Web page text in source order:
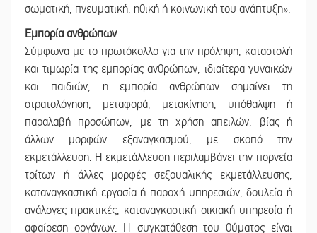
σωματική, πνευματική, ηθική ή κοινωνική του ανάπτυξη».
Εμπορία ανθρώπων
Σύμφωνα με το πρωτόκολλο για την πρόληψη, καταστολή
και τιμωρία της εμπορίας ανθρώπων, ιδιαίτερα γυναικών
και παιδιών, η εμπορία ανθρώπων σημαίνει τη
στρατολόγηση, μεταφορά, μετακίνηση, υπόθαλψη ή
παραλαβή προσώπων, με τη χρήση απειλών, βίας ή
άλλων μορφών εξαναγκασμού, με σκοπό την
εκμετάλλευση. Η εκμετάλλευση περιλαμβάνει την πορνεία
τρίτων ή άλλες μορφές σεξουαλικής εκμετάλλευσης,
καταναγκαστική εργασία ή παροχή υπηρεσιών, δουλεία ή
ανάλογες πρακτικές, καταναγκαστική οικιακή υπηρεσία ή
αφαίρεση οργάνων. Η συγκατάθεση του θύματος είναι